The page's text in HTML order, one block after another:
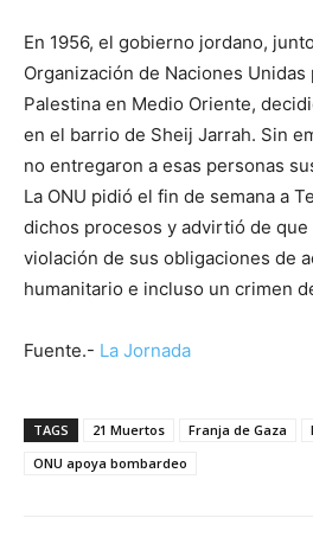
En 1956, el gobierno jordano,
Organización de Naciones
Palestina en Medio Oriente,
en el barrio de Sheij Jarrah. Sin
no entregaron a esas personas
La ONU pidió el fin de semana a
dichos procesos y advirtió de
violación de sus obligaciones de
humanitario e incluso un crimen
Fuente.- La Jornada
TAGS 21 Muertos Franja de Gaza
ONU apoya bombardeo